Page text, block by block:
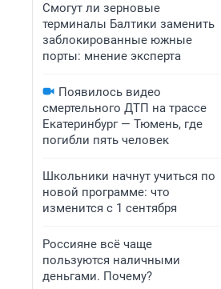
Смогут ли зерновые
терминалы Балтики заменить
заблокированные южные
порты: мнение эксперта
Появилось видео
смертельного ДТП на трассе
Екатеринбург — Тюмень, где
погибли пять человек
Школьники начнут учиться по
новой программе: что
изменится с 1 сентября
Россияне всё чаще
пользуются наличными
деньгами. Почему?